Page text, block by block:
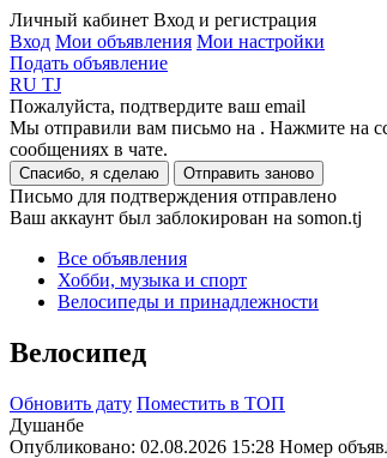
Личный кабинет Вход и регистрация
Вход Мои объявления Мои настройки
Подать объявление
RU TJ
Пожалуйста, подтвердите ваш email
Мы отправили вам письмо на . Нажмите на
сообщениях в чате.
Спасибо, я сделаю Отправить заново
Письмо для подтверждения отправлено
Ваш аккаунт был заблокирован на somon.tj
Все объявления
Хобби, музыка и спорт
Велосипеды и принадлежности
Велосипед
Обновить дату Поместить в ТОП
Душанбе
Опубликовано: 02.08.2026 15:28 Номер